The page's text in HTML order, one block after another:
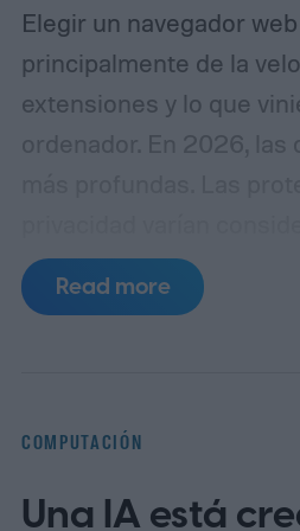
Elegir un navegador
principalmente de la
extensiones y lo que
ordenador. En 2026, las
se está filtrando en el
cosas como la gestión
ventaja de rendimiento.
Su amplia
Read more
COMPUTACIÓN
Una IA está